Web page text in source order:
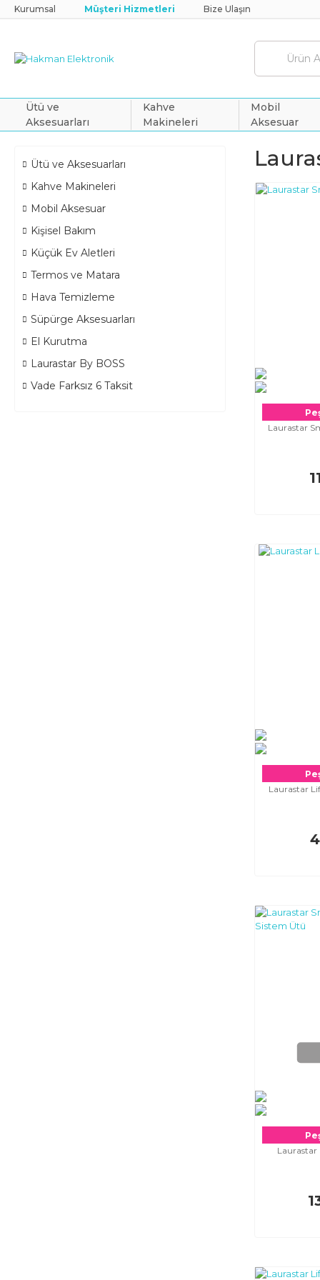
Kurumsal Müşteri Hizmetleri Bize Ulaşın
Ütü ve
Aksesuarları
Kahve
Makineleri
Mobil
Aksesuar
Ütü ve Aksesuarları
Kahve Makineleri
Mobil Aksesuar
Kişisel Bakım
Küçük Ev Aletleri
Termos ve Matara
Hava Temizleme
Süpürge Aksesuarları
El Kurutma
Laurastar By BOSS
Vade Farksız 6 Taksit
Laurastar
Laurastar
Laurastar